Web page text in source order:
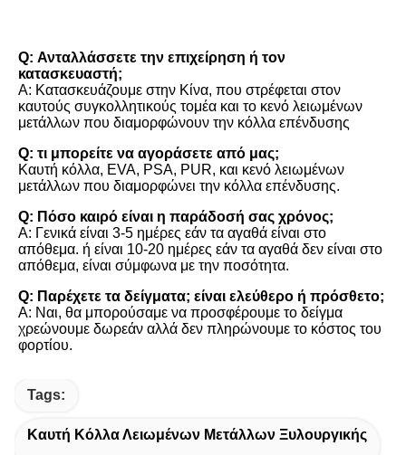
Q: Ανταλλάσσετε την επιχείρηση ή τον
κατασκευαστή;
Α: Κατασκευάζουμε στην Κίνα, που στρέφεται στον
καυτούς συγκολλητικούς τομέα και το κενό λειωμένων
μετάλλων που διαμορφώνουν την κόλλα επένδυσης
Q: τι μπορείτε να αγοράσετε από μας;
Καυτή κόλλα, EVA, PSA, PUR, και κενό λειωμένων
μετάλλων που διαμορφώνει την κόλλα επένδυσης.
Q: Πόσο καιρό είναι η παράδοσή σας χρόνος;
Α: Γενικά είναι 3-5 ημέρες εάν τα αγαθά είναι στο
απόθεμα. ή είναι 10-20 ημέρες εάν τα αγαθά δεν είναι στο
απόθεμα, είναι σύμφωνα με την ποσότητα.
Q: Παρέχετε τα δείγματα; είναι ελεύθερο ή πρόσθετο;
Α: Ναι, θα μπορούσαμε να προσφέρουμε το δείγμα
χρεώνουμε δωρεάν αλλά δεν πληρώνουμε το κόστος του
φορτίου.
Tags:
Καυτή Κόλλα Λειωμένων Μετάλλων Ξυλουργικής